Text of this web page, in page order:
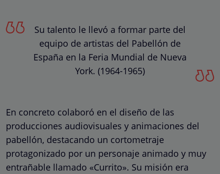
Su talento le llevó a formar parte del
equipo de artistas del Pabellón de
España en la Feria Mundial de Nueva
York. (1964-1965)
En concreto colaboró en el diseño de las
producciones audiovisuales y animaciones del
pabellón, destacando un cortometraje
protagonizado por un personaje animado y muy
entrañable llamado «Currito». Su misión era